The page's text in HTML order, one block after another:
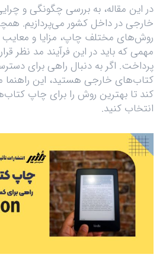
در این مقاله، به بررسی چگونگی و
خارجی در داخل کشور می‌پردازیم.
روش‌های مختلف چاپ، مزایا و معایب
مهمی که باید در این فرآیند مد نظر
پرداخت. اگر به دنبال راهی برای
کتاب‌های خارجی هستید، این راهنما
کند تا بهترین روش را برای چاپ
انتخاب کنید.